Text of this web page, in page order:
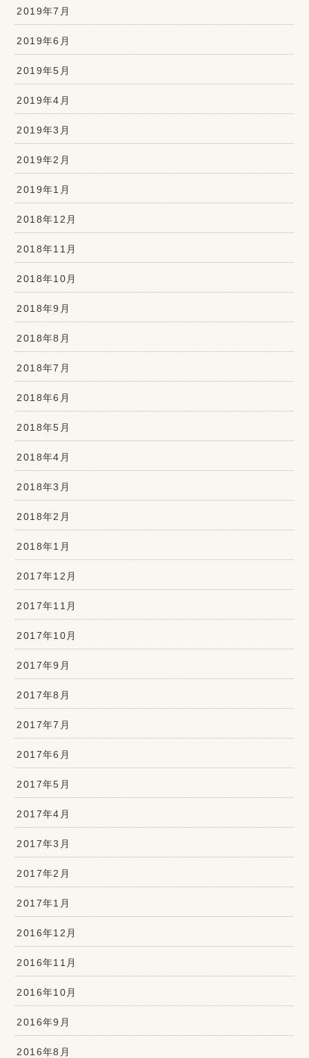
2019年7月
2019年6月
2019年5月
2019年4月
2019年3月
2019年2月
2019年1月
2018年12月
2018年11月
2018年10月
2018年9月
2018年8月
2018年7月
2018年6月
2018年5月
2018年4月
2018年3月
2018年2月
2018年1月
2017年12月
2017年11月
2017年10月
2017年9月
2017年8月
2017年7月
2017年6月
2017年5月
2017年4月
2017年3月
2017年2月
2017年1月
2016年12月
2016年11月
2016年10月
2016年9月
2016年8月